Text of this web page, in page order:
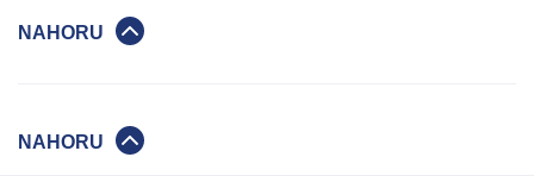
NAHORU
NAHORU